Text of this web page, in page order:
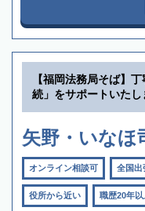
【福岡法務局そば】
続」をサポートいたし
矢野・いなほ
オンライン相談可 全国出
役所から近い 職歴20年以